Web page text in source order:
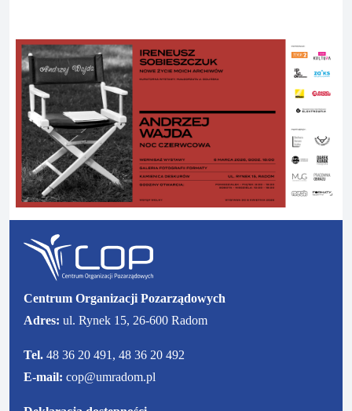
Centrum Organizacji Pozarządowych
Adres: ul. Rynek 15, 26-600 Radom
Tel. 48 36 20 491, 48 36 20 492
E-mail: cop@umradom.pl